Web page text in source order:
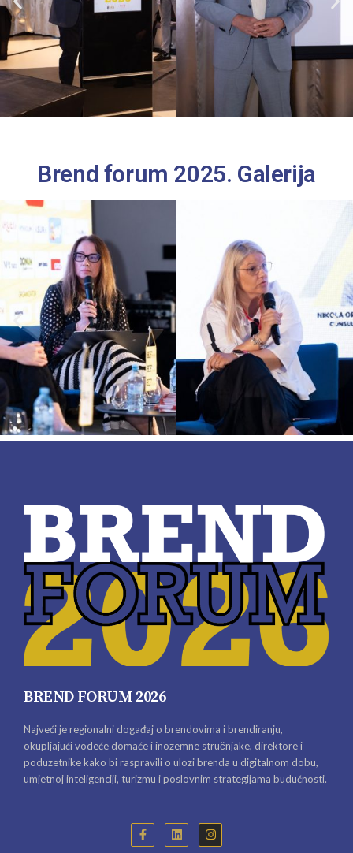
Brend forum 2025. Galerija
BREND FORUM 2026
Najveći je regionalni događaj o brendovima i brendiranju,
okupljajući vodeće domaće i inozemne stručnjake, direktore i
poduzetnike kako bi raspravili o ulozi brenda u digitalnom dobu,
umjetnoj inteligenciji, turizmu i poslovnim strategijama budućnosti.